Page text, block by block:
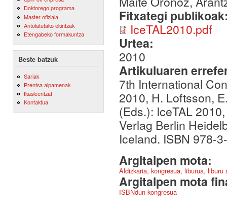
Doktorego programa
Master ofiziala
Antolatutako ekintzak
Etengabeko formakuntza
Beste batzuk
Sariak
Prentsa aipamenak
Ikasleentzat
Kontaktua
Fitxategi
IceTAL2010.pdf
Urtea:
2010
Artikuluaren
7th International
2010, H. Loftsson,
(Eds.): IceTAL
Verlag Berlin
Iceland. ISBN 978-
Argitalpen mota:
Aldizkaria, kongresua, liburua,
Argitalpen mota
ISBNdun kongresua